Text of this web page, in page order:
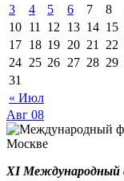
« Июл
3
4 5 6 7 8
10 11 12 13 14 15
17 18 19 20 21 22
24 25 26 27 28 29
31
Авг 08
XI Международный